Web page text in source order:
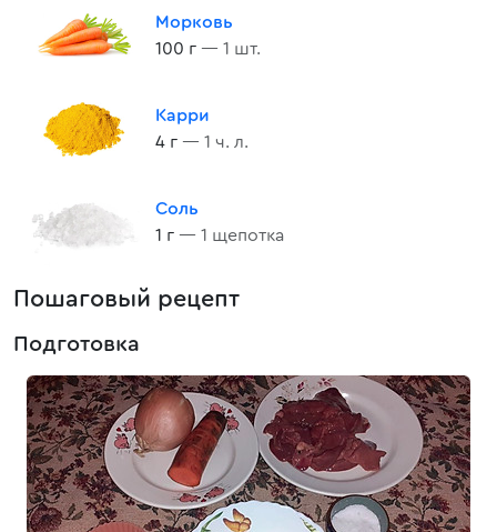
Морковь
100 г — 1 шт.
Карри
4 г — 1 ч. л.
Соль
1 г — 1 щепотка
Пошаговый рецепт
Подготовка